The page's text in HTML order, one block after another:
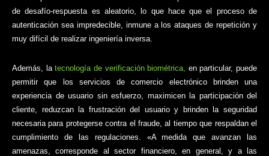
de desafío-respuesta es aleatorio, lo que hace que el proceso de
autenticación sea impredecible, inmune a los ataques de repetición y
muy difícil de realizar ingeniería inversa.
Además, latecnología de verificación biométrica, en particular, puede
permitir que los servicios de comercio electrónico brinden una
experiencia de usuario sin esfuerzo, maximicen la participación del
cliente, reduzcan la frustración del usuario y brinden la seguridad
necesaria para protegerse contra el fraude, al tiempo que respaldan el
cumplimiento de las regulaciones. «A medida que avanzan las
amenazas, corresponde al sector financiero, en general, y a las